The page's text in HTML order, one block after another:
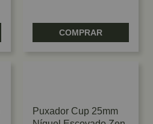
COMPRAR
Puxador Cup 25mm